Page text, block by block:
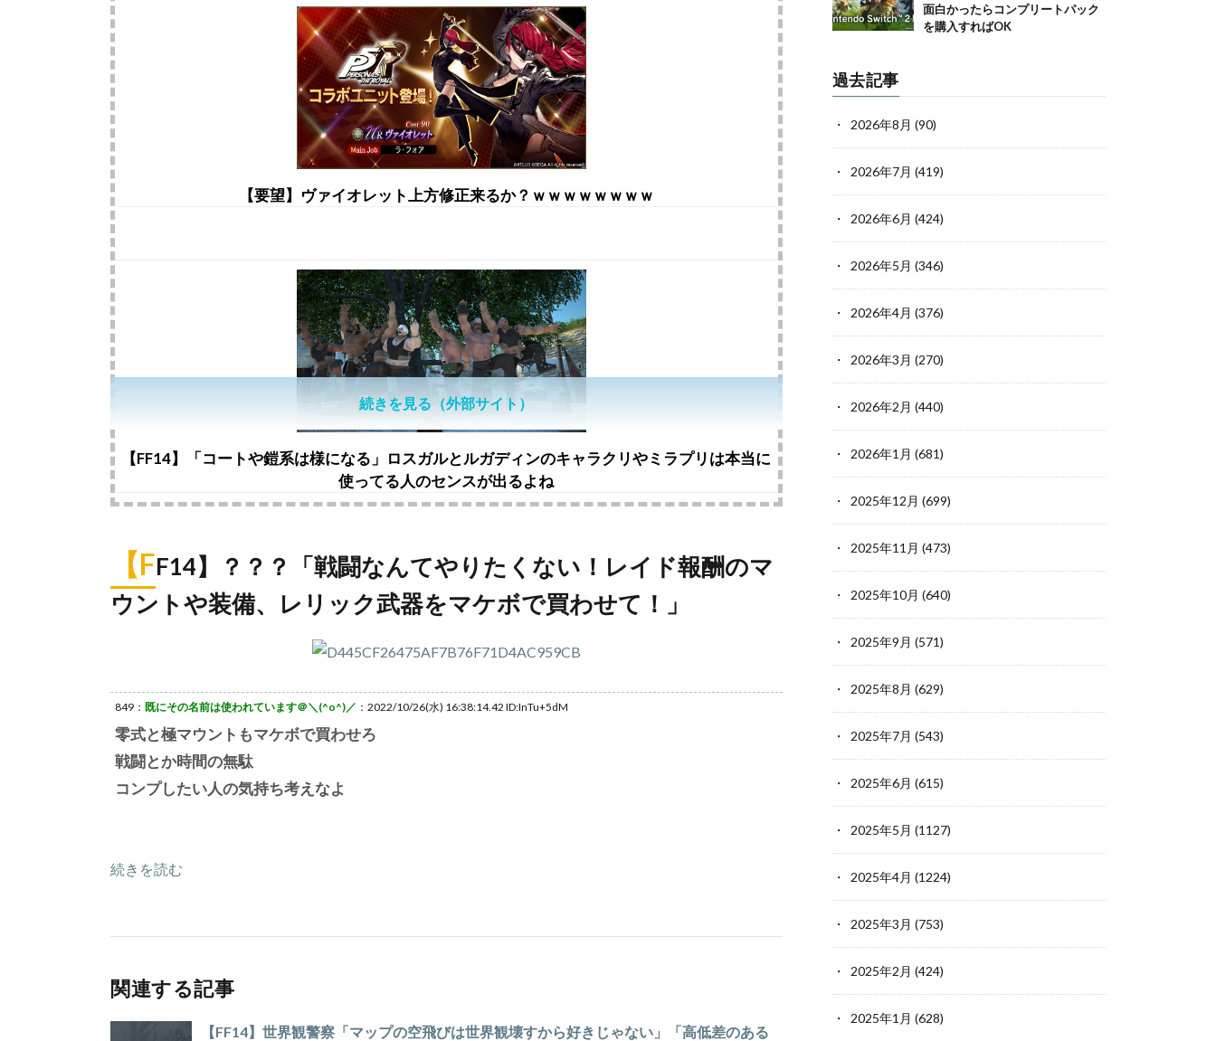
【要望】ヴァイオレット上方修正来るか？ｗｗｗｗｗｗｗｗ
【FF14】「コートや鎧系は様になる」ロスガルとルガディンのキャラクリやミラプリは本当に
使ってる人のセンスが出るよね
【FF14】？？？「戦闘なんてやりたくない！レイド報酬のマ
ウントや装備、レリック武器をマケボで買わせて！」
849： 既にその名前は使われています＠＼(^o^)／ ：2022/10/26(水) 16:38:14.42 ID:InTu+5dM
零式と極マウントもマケボで買わせろ
戦闘とか時間の無駄
コンプしたい人の気持ち考えなよ
続きを読む
続きを見る（外部サイト）
関連する記事
【FF14】世界観警察「マップの空飛びは世界観壊すから好きじゃない」「高低差のある
面白かったらコンプリートパック
を購入すればOK
過去記事
2026年8月 (90)
2026年7月 (419)
2026年6月 (424)
2026年5月 (346)
2026年4月 (376)
2026年3月 (270)
2026年2月 (440)
2026年1月 (681)
2025年12月 (699)
2025年11月 (473)
2025年10月 (640)
2025年9月 (571)
2025年8月 (629)
2025年7月 (543)
2025年6月 (615)
2025年5月 (1127)
2025年4月 (1224)
2025年3月 (753)
2025年2月 (424)
2025年1月 (628)